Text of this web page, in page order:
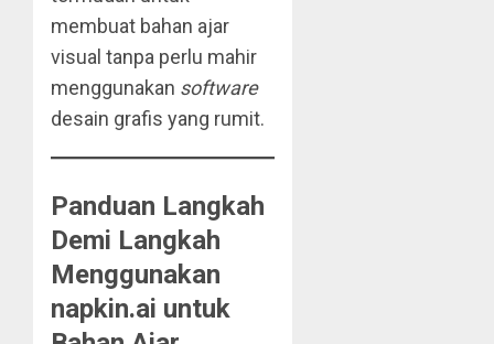
membuat bahan ajar
visual tanpa perlu mahir
menggunakan software
desain grafis yang rumit.
Panduan Langkah
Demi Langkah
Menggunakan
napkin.ai untuk